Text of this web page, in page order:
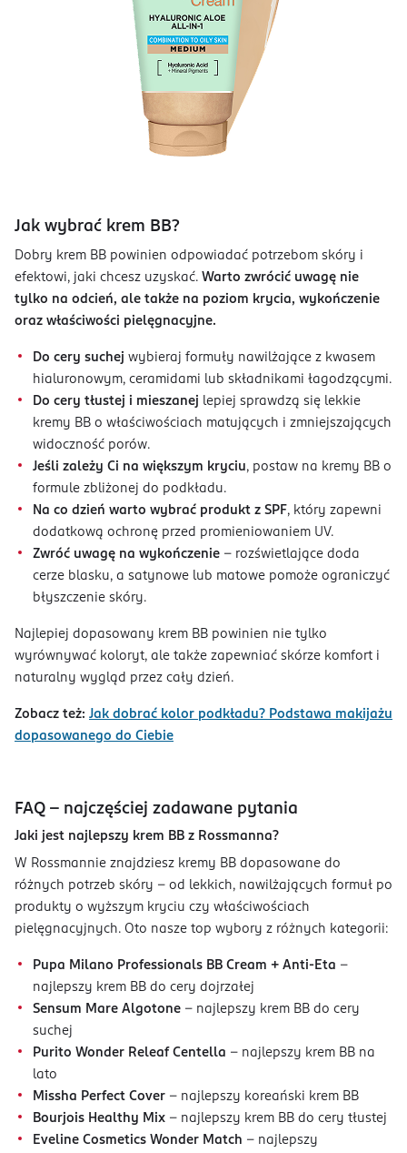
Jak wybrać krem BB?
Dobry krem BB powinien odpowiadać potrzebom skóry i
efektowi, jaki chcesz uzyskać. Warto zwrócić uwagę nie
tylko na odcień, ale także na poziom krycia, wykończenie
oraz właściwości pielęgnacyjne.
Do cery suchej wybieraj formuły nawilżające z kwasem
hialuronowym, ceramidami lub składnikami łagodzącymi.
Do cery tłustej i mieszanej lepiej sprawdzą się lekkie
kremy BB o właściwościach matujących i zmniejszających
widoczność porów.
Jeśli zależy Ci na większym kryciu, postaw na kremy BB o
formule zbliżonej do podkładu.
Na co dzień warto wybrać produkt z SPF, który zapewni
dodatkową ochronę przed promieniowaniem UV.
Zwróć uwagę na wykończenie – rozświetlające doda
cerze blasku, a satynowe lub matowe pomoże ograniczyć
błyszczenie skóry.
Najlepiej dopasowany krem BB powinien nie tylko
wyrównywać koloryt, ale także zapewniać skórze komfort i
naturalny wygląd przez cały dzień.
Zobacz też: Jak dobrać kolor podkładu? Podstawa makijażu
dopasowanego do Ciebie
FAQ – najczęściej zadawane pytania
Jaki jest najlepszy krem BB z Rossmanna?
W Rossmannie znajdziesz kremy BB dopasowane do
różnych potrzeb skóry – od lekkich, nawilżających formuł po
produkty o wyższym kryciu czy właściwościach
pielęgnacyjnych. Oto nasze top wybory z różnych kategorii:
Pupa Milano Professionals BB Cream + Anti-Eta –
najlepszy krem BB do cery dojrzałej
Sensum Mare Algotone – najlepszy krem BB do cery
suchej
Purito Wonder Releaf Centella – najlepszy krem BB na
lato
Missha Perfect Cover – najlepszy koreański krem BB
Bourjois Healthy Mix – najlepszy krem BB do cery tłustej
Eveline Cosmetics Wonder Match – najlepszy